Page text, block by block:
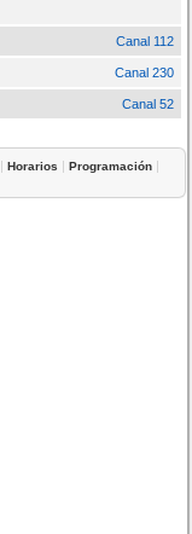
Canal 112
Canal 230
Canal 52
|Horarios |Programación |